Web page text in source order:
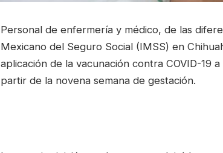
Personal de enfermería y médico, de las
Mexicano del Seguro Social (IMSS) en
aplicación de la vacunación contra COVID-19
partir de la novena semana de gestación.